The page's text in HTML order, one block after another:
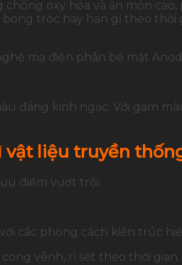
oxy hóa và ăn mòn
tróc hay han gỉ theo thời
mạ điện phân bề mặt
đáng kinh ngạc. Với gam
vật liệu truyền
điểm vượt trội:
các phong cách kiến trúc
vênh, rỉ sét theo thời gian.